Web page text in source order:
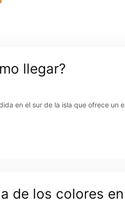
llegar?
en el sur de la isla que ofrece un
de los colores